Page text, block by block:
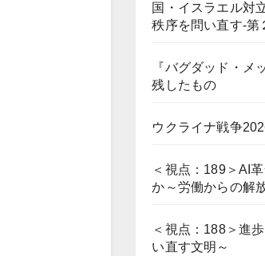
国・イスラエル対
秩序を問い直す-第
『バグダッド・メ
残したもの
ウクライナ戦争
＜視点：189＞AI
か～労働からの解
＜視点：188＞進
い直す文明～